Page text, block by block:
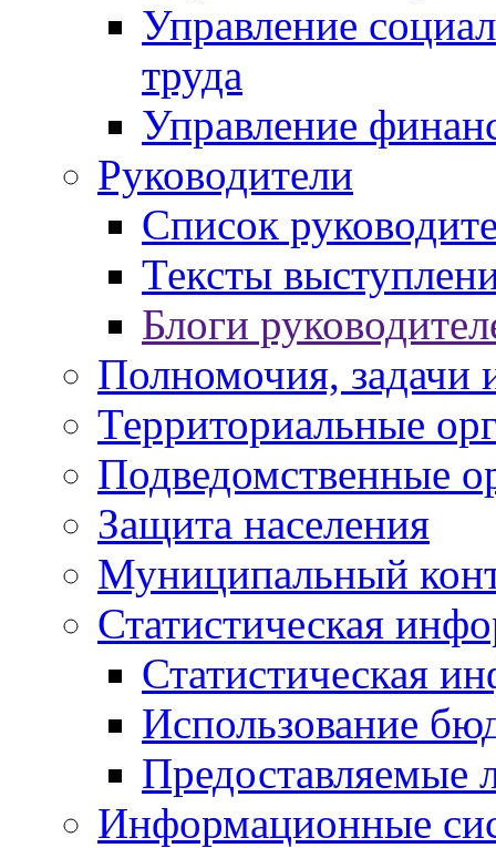
Управление
труда
Управление
Руководители
Список
Тексты
Блоги
Полномочия, задачи
Территориальные
Подведомственные
Защита населения
Муниципальный
Статистическая
Статистическая
Использование
Предоставляемые
Информационные